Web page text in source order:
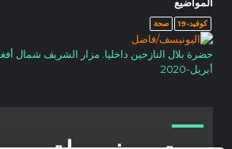
كوفيد-19 صحة
أبريل-2020